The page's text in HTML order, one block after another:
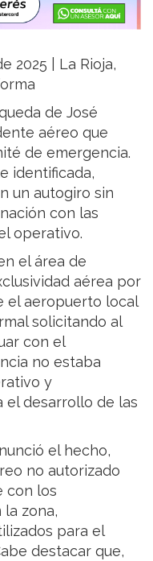
2025 | La Rioja,
de José
aéreo que
de emergencia.
identificada,
un autogiro sin
con las
operativo.
el área de
aérea por
el aeropuerto local
solicitando al
con el
no estaba
y
el desarrollo de las
el hecho,
no autorizado
con los
zona,
para el
destacar que,